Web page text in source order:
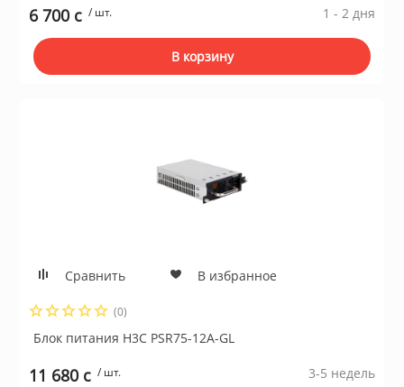
6 700 c / шт. 1 - 2 дня
В корзину
Сравнить В избранное
(0)
Блок питания H3C PSR75-12A-GL
11 680 c / шт. 3-5 недель